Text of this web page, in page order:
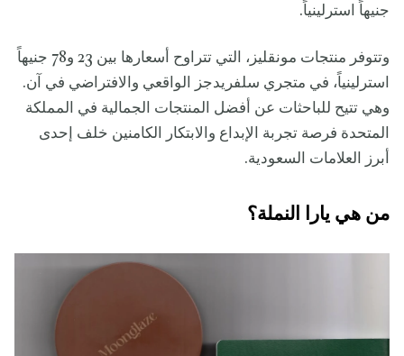
جنيهاً استرلينياً.
وتتوفر منتجات مونقليز، التي تتراوح أسعارها بين 23 و78 جنيهاً
استرلينياً، في متجري سلفريدجز الواقعي والافتراضي في آن.
وهي تتيح للباحثات عن أفضل المنتجات الجمالية في المملكة
المتحدة فرصة تجربة الإبداع والابتكار الكامنين خلف إحدى
أبرز العلامات السعودية.
من هي يارا النملة؟